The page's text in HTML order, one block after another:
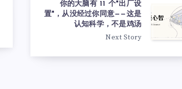
你的大脑有 11 个"出厂设
置"，从没经过你同意——这是
认知科学，不是鸡汤
Next Story